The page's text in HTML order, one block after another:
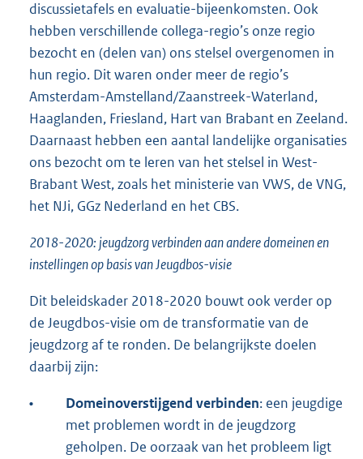
discussietafels en evaluatie-bijeenkomsten. Ook
hebben verschillende collega-regio’s onze regio
bezocht en (delen van) ons stelsel overgenomen in
hun regio. Dit waren onder meer de regio’s
Amsterdam-Amstelland/Zaanstreek-Waterland,
Haaglanden, Friesland, Hart van Brabant en Zeeland.
Daarnaast hebben een aantal landelijke organisaties
ons bezocht om te leren van het stelsel in West-
Brabant West, zoals het ministerie van VWS, de VNG,
het NJi, GGz Nederland en het CBS.
2018-2020: jeugdzorg verbinden aan andere domeinen en
instellingen op basis van Jeugdbos-visie
Dit beleidskader 2018-2020 bouwt ook verder op
de Jeugdbos-visie om de transformatie van de
jeugdzorg af te ronden. De belangrijkste doelen
daarbij zijn:
• Domeinoverstijgend verbinden: een jeugdige
met problemen wordt in de jeugdzorg
geholpen. De oorzaak van het probleem ligt